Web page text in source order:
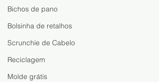
Bichos de pano
Bolsinha de retalhos
Scrunchie de Cabelo
Reciclagem
Molde grátis